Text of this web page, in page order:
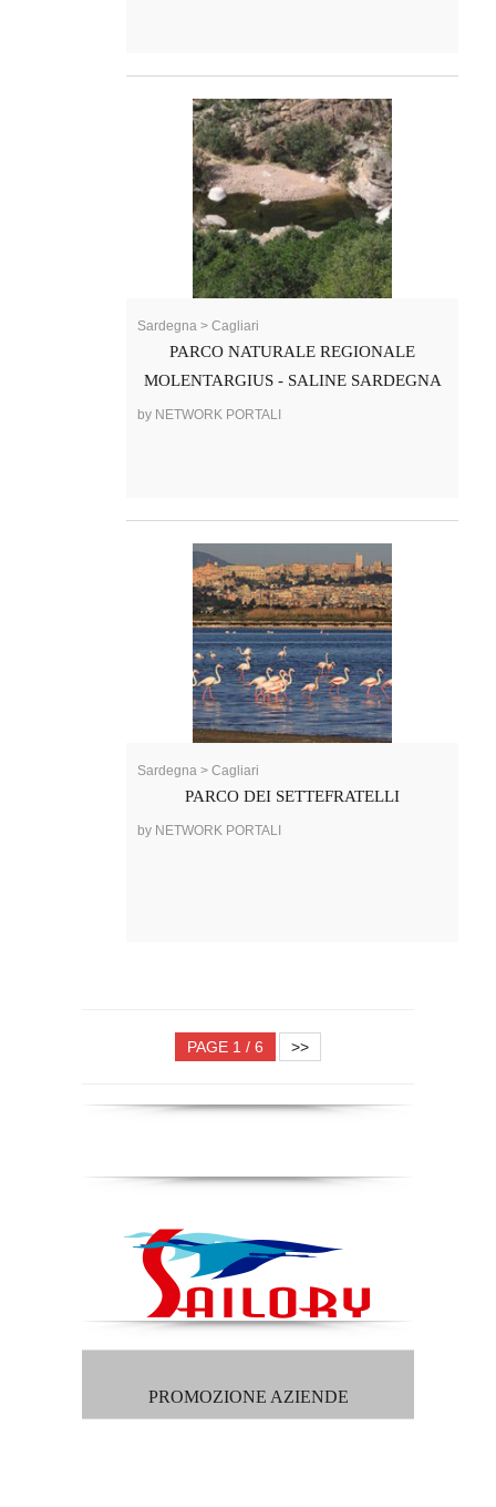
Sardegna > Cagliari
PARCO NATURALE REGIONALE
MOLENTARGIUS - SALINE SARDEGNA
by NETWORK PORTALI
Sardegna > Cagliari
PARCO DEI SETTEFRATELLI
by NETWORK PORTALI
PAGE 1 / 6 >>
PROMOZIONE AZIENDE